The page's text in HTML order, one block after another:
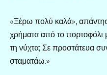
«Ξέρω πολύ καλά»,
χρήματα από το πορτοφόλι
τη νύχτα; Σε προστάτευα
σταματάω.»